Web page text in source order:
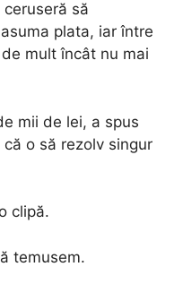
să
plata, iar între
mult încât nu mai
mii de lei, a spus
o să rezolv singur
clipă.
temusem.